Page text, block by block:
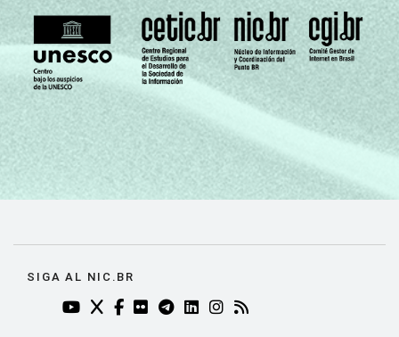
Norte -
Mais de 20
mil até 50
mil
5 95 0
Norte -
Mais de 50
mil até
92
100 mil
2
SIGA AL NIC.BR
YOUTUBE DO NIC.BR (ABRE EM NOVA ABA)
TWITTER DO NIC.BR (ABRE EM NOVA ABA)
FACEBOOK DO NIC.BR (ABRE EM NOVA
FLICKR DO NIC.BR (ABRE EM NOVA
TELEGRAM DO NIC.BR (ABRE EM
LINKEDIN DO NIC.BR (ABRE
INSTAGRAM DO NIC.BR
RSS DO NIC.BR (ABRE